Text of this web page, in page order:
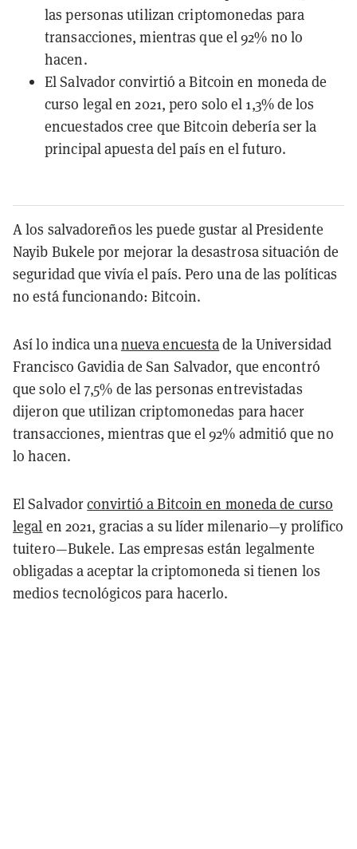
las personas utilizan criptomonedas para
transacciones, mientras que el 92% no lo
hacen.
El Salvador convirtió a Bitcoin en moneda de
curso legal en 2021, pero solo el 1,3% de los
encuestados cree que Bitcoin debería ser la
principal apuesta del país en el futuro.
A los salvadoreños les puede gustar al Presidente
Nayib Bukele por mejorar la desastrosa situación de
seguridad que vivía el país. Pero una de las políticas
no está funcionando: Bitcoin.
Así lo indica unanueva encuestade la Universidad
Francisco Gavidia de San Salvador, que encontró
que solo el 7,5% de las personas entrevistadas
dijeron que utilizan criptomonedas para hacer
transacciones, mientras que el 92% admitió que no
lo hacen.
El Salvadorconvirtió a Bitcoin en moneda de curso
legal en 2021, gracias a su líder milenario—y prolífico
tuitero—Bukele. Las empresas están legalmente
obligadas a aceptar la criptomoneda si tienen los
medios tecnológicos para hacerlo.